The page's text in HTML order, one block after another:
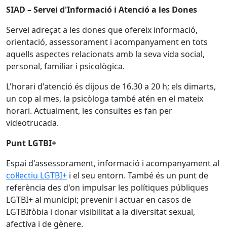
SIAD – Servei d'Informació i Atenció a les Dones
Servei adreçat a les dones que ofereix informació,
orientació, assessorament i acompanyament en tots
aquells aspectes relacionats amb la seva vida social,
personal, familiar i psicològica.
L'horari d'atenció és dijous de 16.30 a 20 h; els dimarts,
un cop al mes, la psicòloga també atén en el mateix
horari. Actualment, les consultes es fan per
videotrucada.
Punt LGTBI+
Espai d'assessorament, informació i acompanyament al
col·lectiu LGTBI+ i el seu entorn. També és un punt de
referència des d'on impulsar les polítiques públiques
LGTBI+ al municipi; prevenir i actuar en casos de
LGTBIfòbia i donar visibilitat a la diversitat sexual,
afectiva i de gènere.